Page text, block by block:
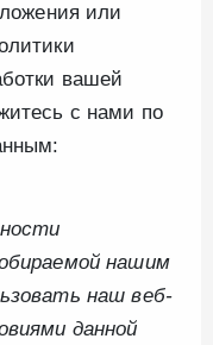
или
вашей
с нами по
нашим
наш веб-
данной